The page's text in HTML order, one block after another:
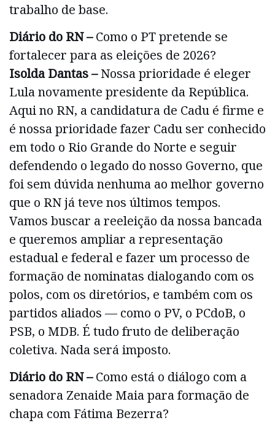
trabalho de base.
Diário do RN –Como o PT pretende se
fortalecer para as eleições de 2026?
Isolda Dantas –Nossa prioridade é eleger
Lula novamente presidente da República.
Aqui no RN, a candidatura de Cadu é firme e
é nossa prioridade fazer Cadu ser conhecido
em todo o Rio Grande do Norte e seguir
defendendo o legado do nosso Governo, que
foi sem dúvida nenhuma ao melhor governo
que o RN já teve nos últimos tempos.
Vamos buscar a reeleição da nossa bancada
e queremos ampliar a representação
estadual e federal e fazer um processo de
formação de nominatas dialogando com os
polos, com os diretórios, e também com os
partidos aliados — como o PV, o PCdoB, o
PSB, o MDB. É tudo fruto de deliberação
coletiva. Nada será imposto.
Diário do RN –Como está o diálogo com a
senadora Zenaide Maia para formação de
chapa com Fátima Bezerra?